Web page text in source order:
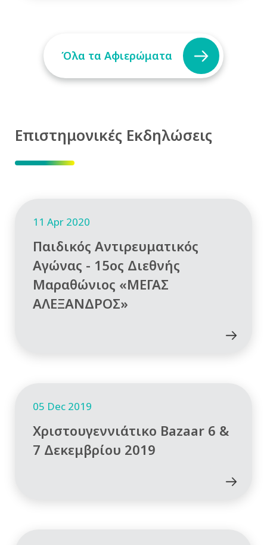
Όλα τα Αφιερώματα
Επιστημονικές Εκδηλώσεις
11 Apr 2020
Παιδικός Αντιρευματικός
Αγώνας - 15ος Διεθνής
Μαραθώνιος «ΜΕΓΑΣ
ΑΛΕΞΑΝΔΡΟΣ»
05 Dec 2019
Χριστουγεννιάτικο Bazaar 6 &
7 Δεκεμβρίου 2019